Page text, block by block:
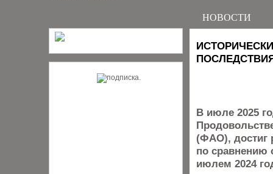
НОВОСТИ
В июле 2025
(ФАО), достиг
по сравнению
июлем 2024